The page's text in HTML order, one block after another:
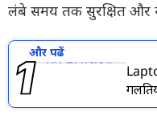
लंबे समय तक सुरक्षित
और पढें